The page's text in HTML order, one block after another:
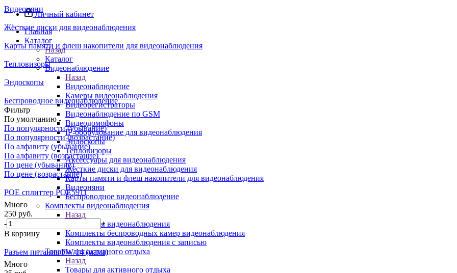
Личный кабинет
Главная
Каталог
Назад
Каталог
Видеонаблюдение
Назад
Видеонаблюдение
Камеры видеонаблюдения
Видеорегистраторы
Видеонаблюдение по GSM
Видеодомофоны
IP-оборудование для видеонаблюдения
Эндоскопы
Тепловизоры
Аксессуары для видеонаблюдения
Жёсткие диски для видеонаблюдения
Карты памяти и флеш накопители для видеонаблюдения
Видеоняни
Беспроводное видеонаблюдение
Комплекты видеонаблюдения
Назад
Комплекты видеонаблюдения
Комплекты беспроводных камер видеонаблюдения
Комплекты видеонаблюдения с записью
Товары для активного отдыха
Назад
Товары для активного отдыха
Видеоняни
Жёсткие диски для видеонаблюдения
Карты памяти и флеш накопители для видеонаблюдения
Тепловизоры
Эндоскопы
Беспроводное видеонаблюдение
Фильтр
По умолчанию
По популярности (убывание)
По популярности (возрастание)
По алфавиту (убывание)
По алфавиту (возрастание)
По цене (убывание)
По цене (возрастание)
POE сплиттер POE5911
Много
250 руб.
-
+
В корзину
Разъем питания FW-14 (мама)
Много